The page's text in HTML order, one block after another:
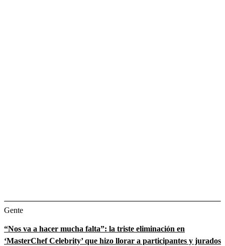
Gente
“Nos va a hacer mucha falta”: la triste eliminación en
‘MasterChef Celebrity’ que hizo llorar a participantes y jurados